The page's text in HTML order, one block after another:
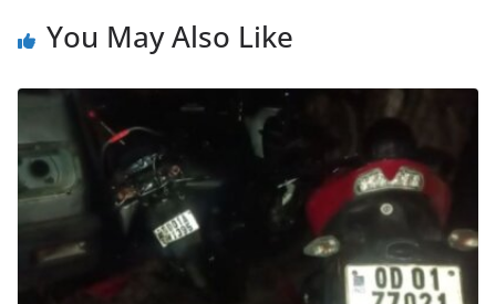
You May Also Like